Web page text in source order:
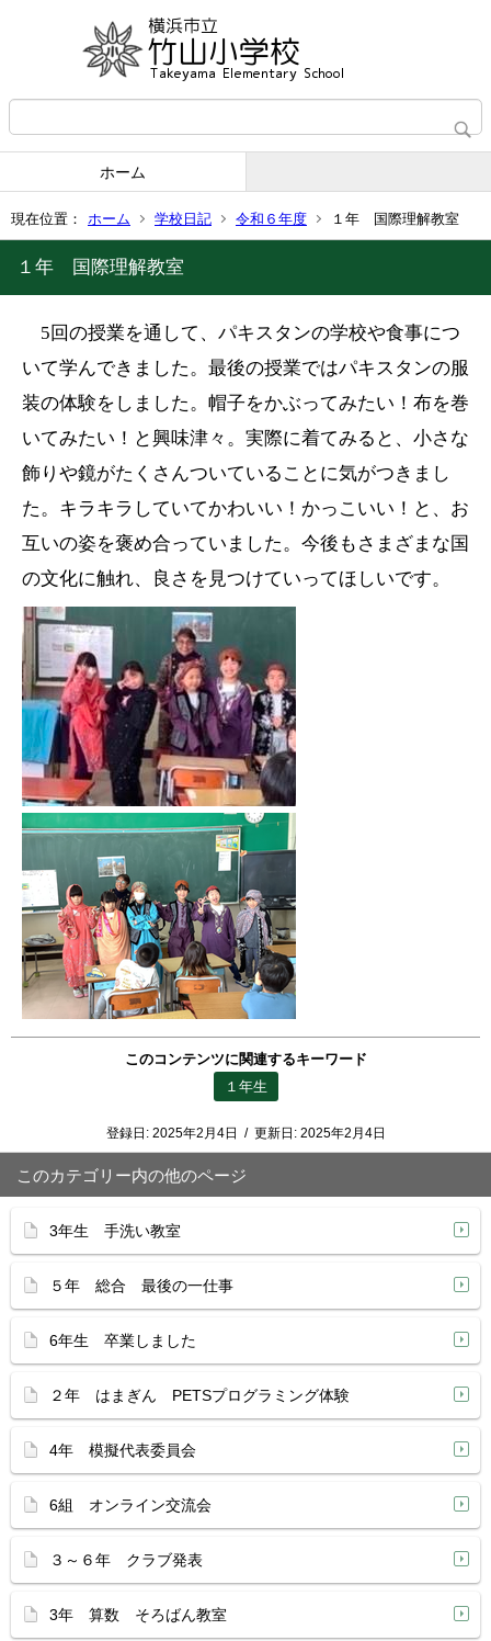
ホーム
現在位置： ホーム 学校日記 令和６年度 １年 国際理解教室
１年 国際理解教室
5回の授業を通して、パキスタンの学校や食事につ
いて学んできました。最後の授業ではパキスタンの服
装の体験をしました。帽子をかぶってみたい！布を巻
いてみたい！と興味津々。実際に着てみると、小さな
飾りや鏡がたくさんついていることに気がつきまし
た。キラキラしていてかわいい！かっこいい！と、お
互いの姿を褒め合っていました。今後もさまざまな国
の文化に触れ、良さを見つけていってほしいです。
このコンテンツに関連するキーワード
１年生
登録日: 2025年2月4日 / 更新日: 2025年2月4日
このカテゴリー内の他のページ
3年生 手洗い教室
５年 総合 最後の一仕事
6年生 卒業しました
２年 はまぎん PETSプログラミング体験
4年 模擬代表委員会
6組 オンライン交流会
３～６年 クラブ発表
3年 算数 そろばん教室